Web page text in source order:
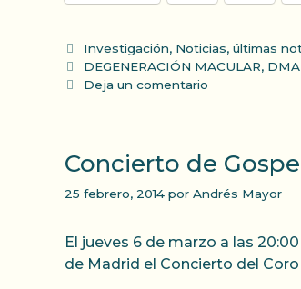
Categorías
Investigación, Noticias, últimas
Etiquetas
DEGENERACIÓN MACULAR,
Deja un comentario
Concierto de
25 febrero, 2014 por Andrés Mayor
El jueves 6 de marzo a las
de Madrid el Concierto del